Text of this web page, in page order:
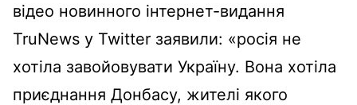
відео новинного інтернет-видання
TruNews у Twitter заявили: «росія не
хотіла завойовувати Україну. Вона хотіла
приєднання Донбасу, жителі якого